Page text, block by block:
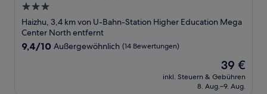
3.0-
Sterne-
Unterkunft
Haizhu, 3,4 km von U-Bahn-Station Higher Education Mega
Center North entfernt
9.4
9,4/10 Außergewöhnlich (14 Bewertungen)
Der
Preis
beträgt
39 €
inkl. Steuern & Gebühren
8. Aug.–9. Aug.